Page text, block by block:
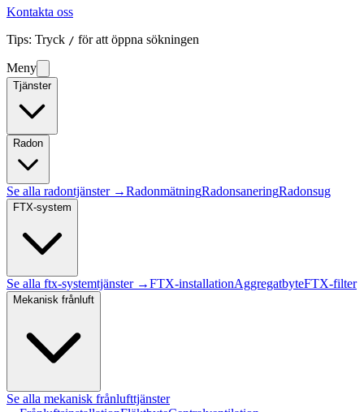
Kontakta oss
Tips: Tryck / för att öppna sökningen
Meny
Tjänster
Radon
Se alla radontjänster →RadonmätningRadonsaneringRadonsug
FTX-system
Se alla ftx-systemtjänster →FTX-installationAggregatbyteFTX-filter
Mekanisk frånluft
Se alla mekanisk frånlufttjänster